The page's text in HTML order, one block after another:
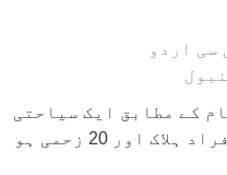
سی اردو
کے مطابق ایک سیاحتی
مقام پر خود کش حملے میں 4 افراد ہلاک اور 20 زحمی ہو